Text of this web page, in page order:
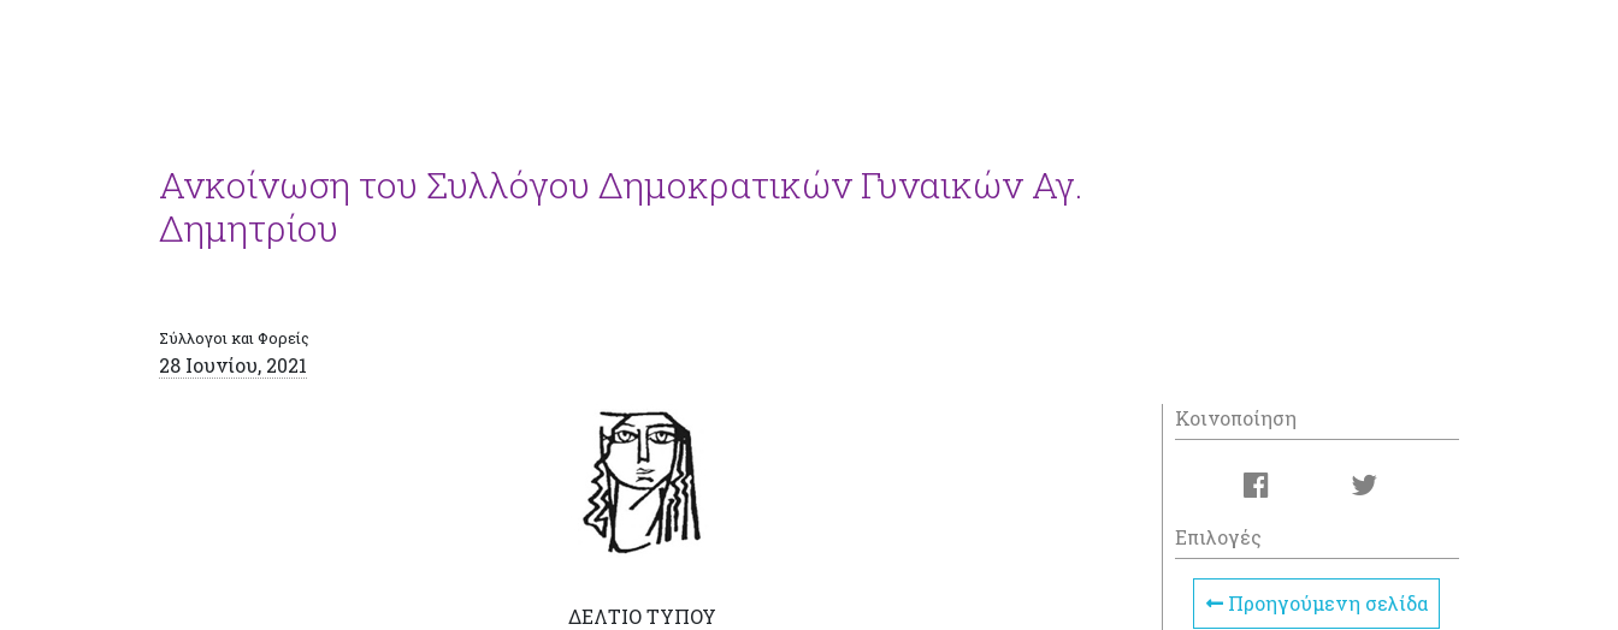
Ανκοίνωση του Συλλόγου Δημοκρατικών Γυναικών Αγ.
Δημητρίου
Σύλλογοι και Φορείς
28 Ιουνίου, 2021
ΔΕΛΤΙΟ ΤΥΠΟΥ
Κοινοποίηση
Επιλογές
Προηγούμενη σελίδα